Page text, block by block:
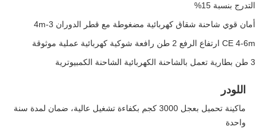
التدرج بنسبة 15%
أمان قوي شاحنة شقاق كهربائية مضغوطة مع قطر الدوران 3-4m
CE 4-6m ارتفاع الرفع 2 طن رافعة شوكية كهربائية عملية موثوقة
3 طن بطارية تعمل بالشاحنة الكهربائية الشاحنة الكمبيوترية
اللودر
ماكينة تحميل بعجل 3000 كجم بكفاءة تشغيل عالية، ضمان لمدة سنة
واحدة